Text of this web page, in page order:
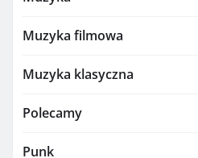
Muzyka filmowa
Muzyka klasyczna
Polecamy
Punk